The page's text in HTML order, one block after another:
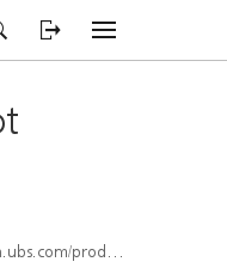
index/isin/CH1574366246